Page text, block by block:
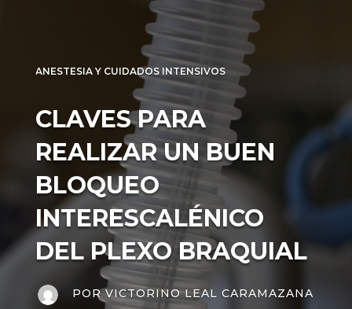
ANESTESIA Y CUIDADOS INTENSIVOS
CLAVES PARA
REALIZAR UN BUEN
BLOQUEO
INTERESCALÉNICO
DEL PLEXO BRAQUIAL
PORVICTORINO LEAL CARAMAZANA